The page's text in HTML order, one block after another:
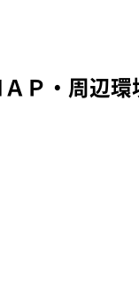
Ｐ・周辺環